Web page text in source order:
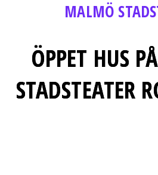
MALMÖ
ÖPPET HUS
STADSTEATER